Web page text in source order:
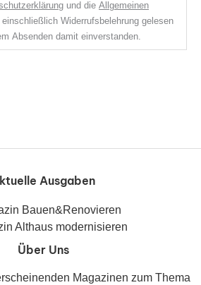
und die Allgemeinen
einschließlich Widerrufsbelehrung gelesen
Absenden damit einverstanden.
Ausgaben
Über Uns
Magazinen zum Thema